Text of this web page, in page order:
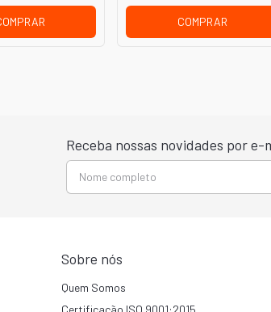
COMPRAR
Receba nossas novidades por e-
Sobre nós
Quem Somos
Certificação ISO 9001:2015